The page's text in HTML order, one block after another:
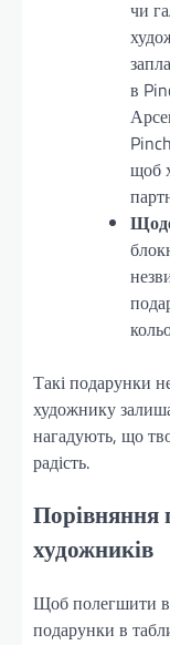
чи
в
щоб
Такі подарунки
художнику
нагадують, що
радість.
Порівняння
художників
Щоб полегшити
подарунки в